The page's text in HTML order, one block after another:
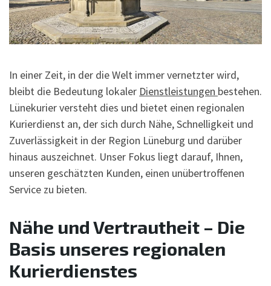
In einer Zeit, in der die Welt immer vernetzter wird,
bleibt die Bedeutung lokaler Dienstleistungen bestehen.
Lünekurier versteht dies und bietet einen regionalen
Kurierdienst an, der sich durch Nähe, Schnelligkeit und
Zuverlässigkeit in der Region Lüneburg und darüber
hinaus auszeichnet. Unser Fokus liegt darauf, Ihnen,
unseren geschätzten Kunden, einen unübertroffenen
Service zu bieten.
Nähe und Vertrautheit – Die
Basis unseres regionalen
Kurierdienstes